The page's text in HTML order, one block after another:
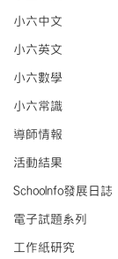
小六中文
小六英文
小六數學
小六常識
導師情報
活動結果
Schoolnfo發展日誌
電子試題系列
工作紙研究